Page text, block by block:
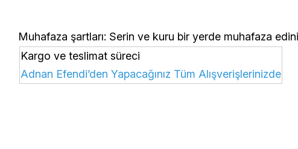
Muhafaza şartları: Serin ve kuru bir yerde muhafaza
Kargo ve teslimat süreci
Adnan Efendi’den Yapacağınız Tüm Alışverişlerinizde